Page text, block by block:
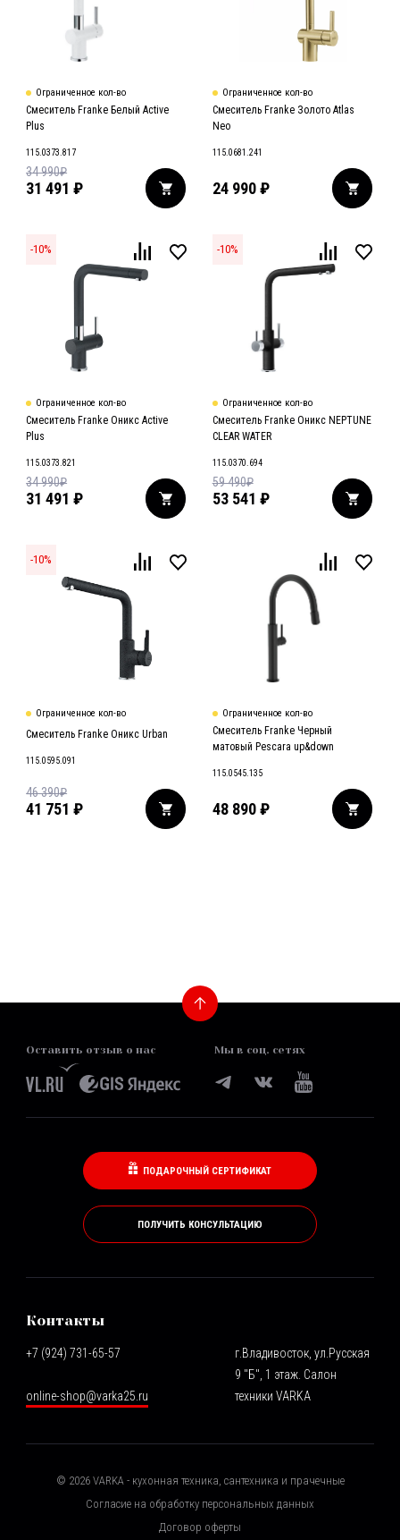
Ограниченное кол-во
Смеситель Franke Белый Active
Plus
115.0373.817
31 491 ₽
34 990₽
Ограниченное кол-во
Смеситель Franke Золото Atlas
Neo
115.0681.241
24 990 ₽
-10%
Ограниченное кол-во
Смеситель Franke Оникс Active
Plus
115.0373.821
31 491 ₽
34 990₽
-10%
Ограниченное кол-во
Смеситель Franke Оникс NEPTUNE
CLEAR WATER
115.0370.694
53 541 ₽
59 490₽
-10%
Ограниченное кол-во
Смеситель Franke Оникс Urban
115.0595.091
41 751 ₽
46 390₽
Ограниченное кол-во
Смеситель Franke Черный
матовый Pescara up&down
115.0545.135
48 890 ₽
Оставить отзыв о нас Мы в соц. сетях
ПОДАРОЧНЫЙ СЕРТИФИКАТ
ПОЛУЧИТЬ КОНСУЛЬТАЦИЮ
Контакты
+7 (924) 731-65-57
online-shop@varka25.ru
г.Владивосток, ул.Русская
9 "Б", 1 этаж. Салон
техники VARKA
© 2026VARKA - кухонная техника, сантехника и прачечные
Согласие на обработку персональных данных
Договор оферты